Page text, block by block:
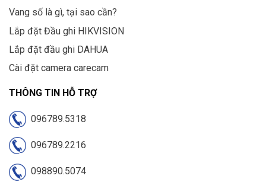
Vang số là gì, tại sao cần?
Lắp đặt Đầu ghi HIKVISION
Lắp đặt đầu ghi DAHUA
Cài đặt camera carecam
THÔNG TIN HỖ TRỢ
096789.5318
096789.2216
098890.5074